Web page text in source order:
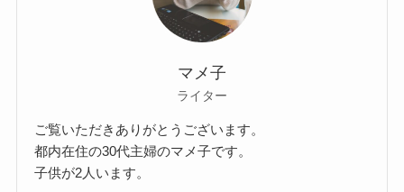
マメ子
ライター
ご覧いただきありがとうございます。
都内在住の30代主婦のマメ子です。
子供が2人います。